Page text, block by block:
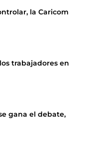
la Caricom
trabajadores en
gana el debate,